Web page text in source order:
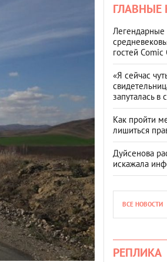
ГЛАВНЫЕ
гостей
«Я сейчас
запуталась в
Как пройти
лишиться
Дуйсенова
искажала
ВСЕ НОВОСТИ
РЕПЛИКА